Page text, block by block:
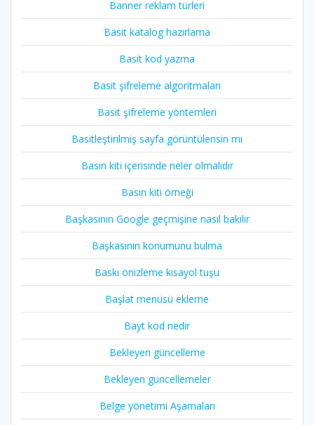
Banner reklam türleri
Basit katalog hazırlama
Basit kod yazma
Basit şifreleme algoritmaları
Basit şifreleme yöntemleri
Basitleştirilmiş sayfa görüntülensin mı
Basın kiti içerisinde neler olmalıdır
Basın kiti örneği
Başkasının Google geçmişine nasıl bakılır
Başkasının konumunu bulma
Baskı önizleme kısayol tuşu
Başlat menüsü ekleme
Bayt kod nedir
Bekleyen güncelleme
Bekleyen güncellemeler
Belge yönetimi Aşamaları